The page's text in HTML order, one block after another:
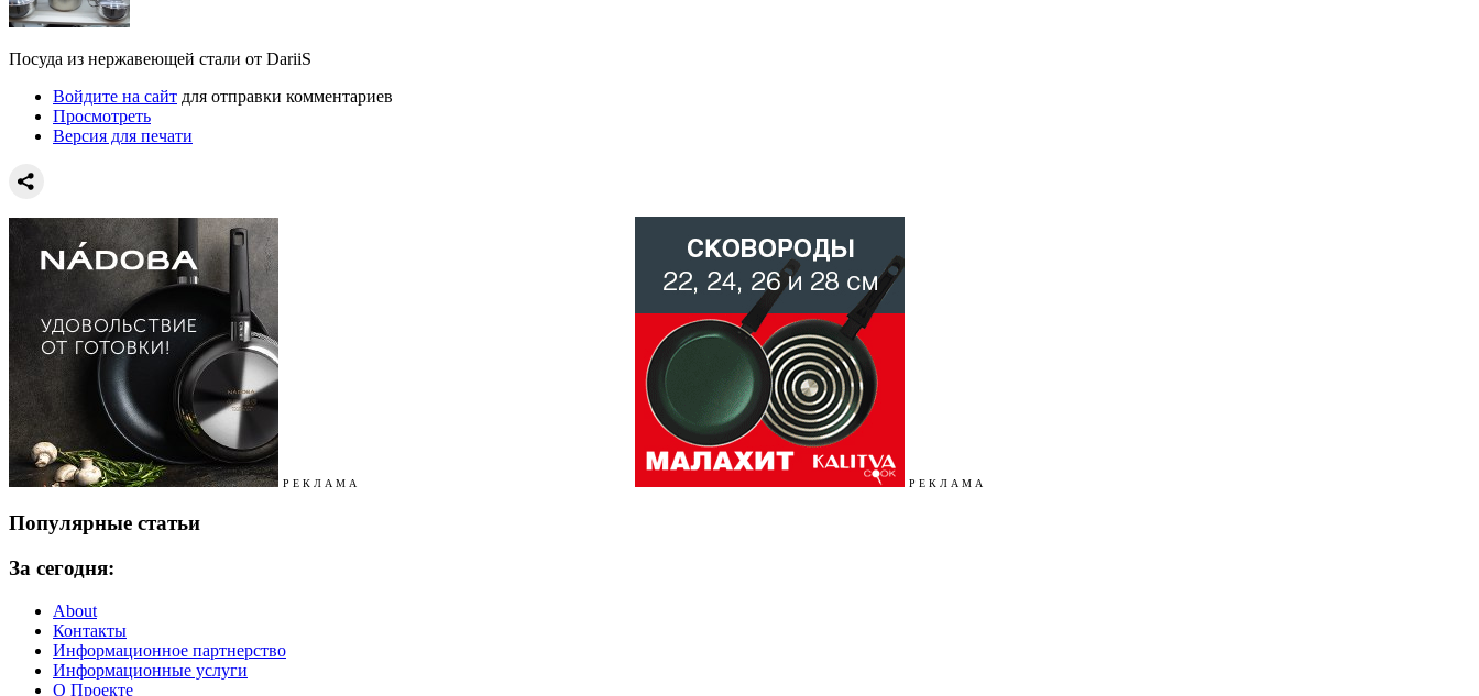
Посуда из нержавеющей стали от DariiS
Войдите на сайт для отправки комментариев
Просмотреть
Версия для печати
Р Е К Л А М А Р Е К Л А М А
Популярные статьи
За сегодня:
About
Контакты
Информационное партнерство
Информационные услуги
О Проекте